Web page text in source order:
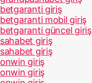
betgaranti giriş
betgaranti mobil giriş
betgaranti güncel giriş
sahabet giriş
sahabet giriş
onwin giriş
onwin giriş